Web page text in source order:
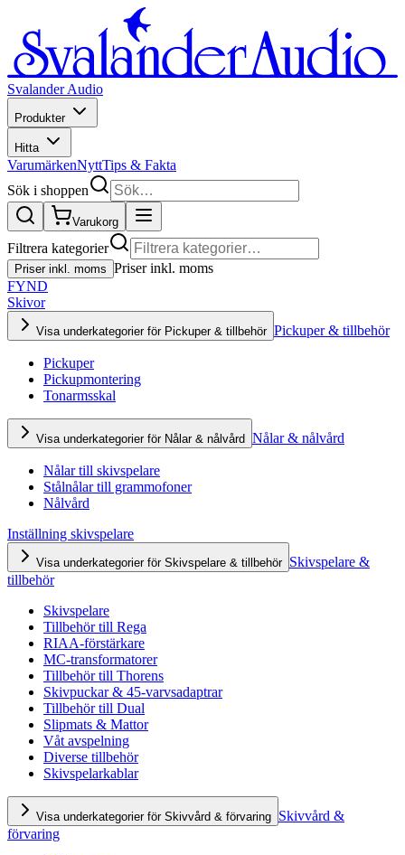
Svalander Audio
Produkter
Hitta
VarumärkenNyttTips & Fakta
Sök i shoppen
Varukorg
Filtrera kategorier
Priser inkl. moms Priser inkl. moms
FYND
Skivor
Visa underkategorier för Pickuper & tillbehör Pickuper & tillbehör
Pickuper
Pickupmontering
Tonarmsskal
Visa underkategorier för Nålar & nålvård Nålar & nålvård
Nålar till skivspelare
Stålnålar till grammofoner
Nålvård
Inställning skivspelare
Visa underkategorier för Skivspelare & tillbehör Skivspelare &
tillbehör
Skivspelare
Tillbehör till Rega
RIAA-förstärkare
MC-transformatorer
Tillbehör till Thorens
Skivpuckar & 45-varvsadaptrar
Tillbehör till Dual
Slipmats & Mattor
Våt avspelning
Diverse tillbehör
Skivspelarkablar
Visa underkategorier för Skivvård & förvaring Skivvård &
förvaring